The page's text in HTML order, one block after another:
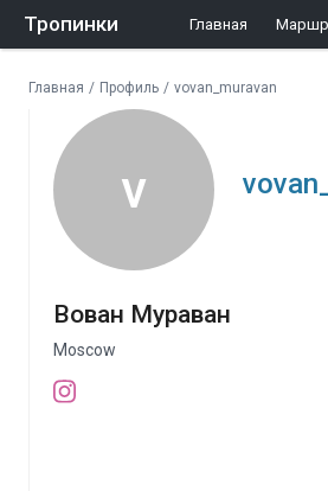
Тропинки Главная
Главная / Профиль / vovan_muravan
v
Вован Мураван
Moscow